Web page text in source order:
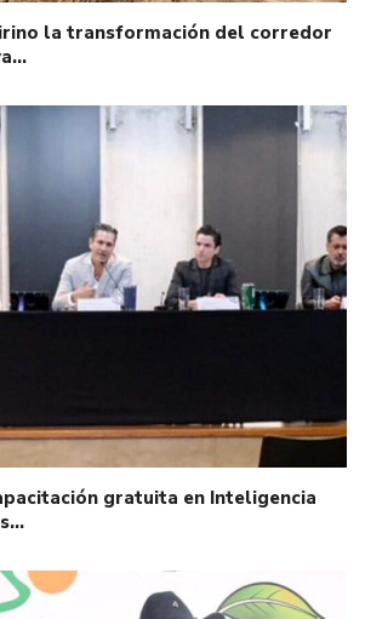
la transformación del corredor
gratuita en Inteligencia